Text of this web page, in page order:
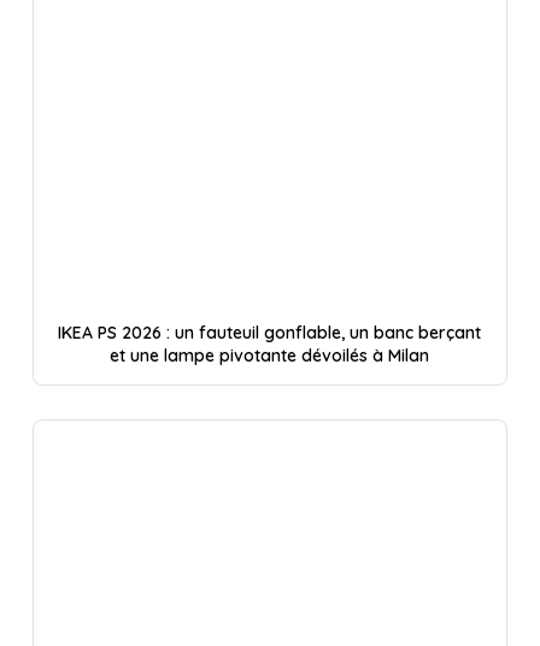
IKEA PS 2026 : un fauteuil gonflable, un banc berçant
et une lampe pivotante dévoilés à Milan